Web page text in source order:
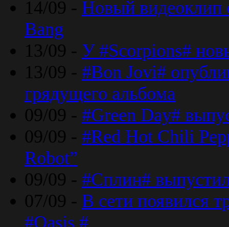
14/09 - Новый видеоклип
Bang
13/09 - У #Scorpions#
13/09 - #Bon Jovi#
грядущего альбома
09/09 - #Green Day#
09/09 - #Red Hot Chili
Robot”
09/09 - #Сплин#
07/09 - В сети появился
#Oasis #